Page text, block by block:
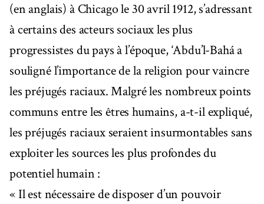
(en anglais) à Chicago le 30 avril 1912, s’adressant
à certains des acteurs sociaux les plus
progressistes du pays à l’époque, ‘Abdu’l-Bahá a
souligné l’importance de la religion pour vaincre
les préjugés raciaux. Malgré les nombreux points
communs entre les êtres humains, a-t-il expliqué,
les préjugés raciaux seraient insurmontables sans
exploiter les sources les plus profondes du
potentiel humain :
« Il est nécessaire de disposer d’un pouvoir